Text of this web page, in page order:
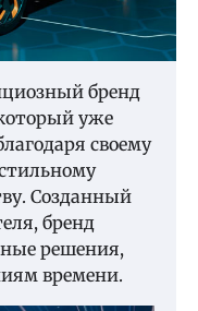
бренд
уже
своему
Созданный
бренд
решения,
времени.